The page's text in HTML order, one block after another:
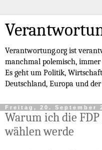
Verantwortung.org ist
manchmal polemisch,
Es geht um Politik,
Deutschland, Europa und
Freitag, 20. September
Warum ich die
wählen werde